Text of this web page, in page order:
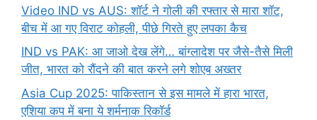
Video IND vs AUS: शॉर्ट ने गोली की रफ्तार से मारा शॉट,
बीच में आ गए विराट कोहली, पीछे गिरते हुए लपका कैच
IND vs PAK: आ जाओ देख लेंगे… बांग्लादेश पर जैसे-तैसे मिली
जीत, भारत को रौंदने की बात करने लगे शोएब अख्तर
Asia Cup 2025: पाकिस्तान से इस मामले में हारा भारत,
एशिया कप में बना ये शर्मनाक रिकॉर्ड